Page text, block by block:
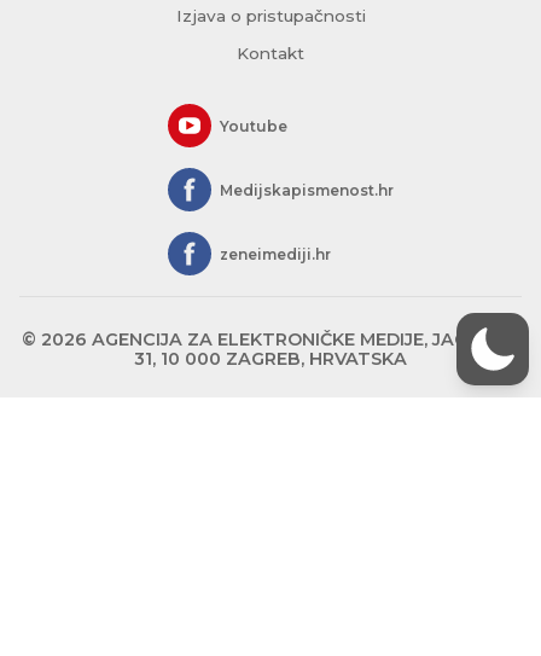
Izjava o pristupačnosti
Kontakt
Youtube
Medijskapismenost.hr
zeneimediji.hr
© 2026 AGENCIJA ZA ELEKTRONIČKE MEDIJE, JAGIĆEVA
31, 10 000 ZAGREB, HRVATSKA